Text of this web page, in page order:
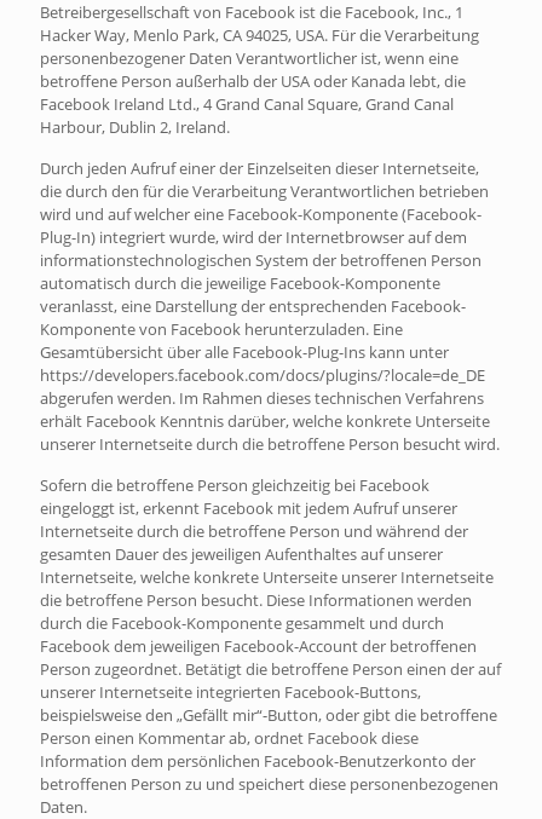
Betreibergesellschaft von Facebook ist die Facebook, Inc., 1
Hacker Way, Menlo Park, CA 94025, USA. Für die Verarbeitung
personenbezogener Daten Verantwortlicher ist, wenn eine
betroffene Person außerhalb der USA oder Kanada lebt, die
Facebook Ireland Ltd., 4 Grand Canal Square, Grand Canal
Harbour, Dublin 2, Ireland.
Durch jeden Aufruf einer der Einzelseiten dieser Internetseite,
die durch den für die Verarbeitung Verantwortlichen betrieben
wird und auf welcher eine Facebook-Komponente (Facebook-
Plug-In) integriert wurde, wird der Internetbrowser auf dem
informationstechnologischen System der betroffenen Person
automatisch durch die jeweilige Facebook-Komponente
veranlasst, eine Darstellung der entsprechenden Facebook-
Komponente von Facebook herunterzuladen. Eine
Gesamtübersicht über alle Facebook-Plug-Ins kann unter
https://developers.facebook.com/docs/plugins/?locale=de_DE
abgerufen werden. Im Rahmen dieses technischen Verfahrens
erhält Facebook Kenntnis darüber, welche konkrete Unterseite
unserer Internetseite durch die betroffene Person besucht wird.
Sofern die betroffene Person gleichzeitig bei Facebook
eingeloggt ist, erkennt Facebook mit jedem Aufruf unserer
Internetseite durch die betroffene Person und während der
gesamten Dauer des jeweiligen Aufenthaltes auf unserer
Internetseite, welche konkrete Unterseite unserer Internetseite
die betroffene Person besucht. Diese Informationen werden
durch die Facebook-Komponente gesammelt und durch
Facebook dem jeweiligen Facebook-Account der betroffenen
Person zugeordnet. Betätigt die betroffene Person einen der auf
unserer Internetseite integrierten Facebook-Buttons,
beispielsweise den „Gefällt mir“-Button, oder gibt die betroffene
Person einen Kommentar ab, ordnet Facebook diese
Information dem persönlichen Facebook-Benutzerkonto der
betroffenen Person zu und speichert diese personenbezogenen
Daten.